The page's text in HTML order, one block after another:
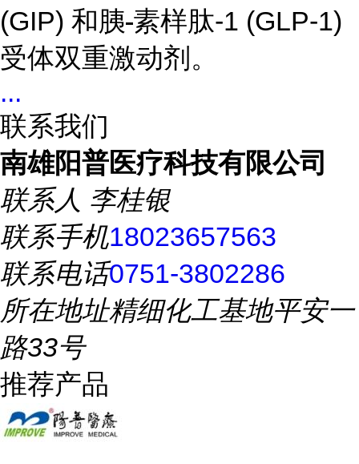
(GIP) 和胰 素样肽-1 (GLP-1)
受体双重激动剂。
...
联系我们
南雄阳普医疗科技有限公司
联系人 李桂银
联系手机18023657563
联系电话0751-3802286
所在地址精细化工基地平安一
路33号
推荐产品